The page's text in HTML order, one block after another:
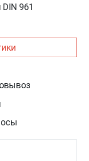
961